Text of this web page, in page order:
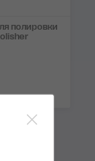
полировки